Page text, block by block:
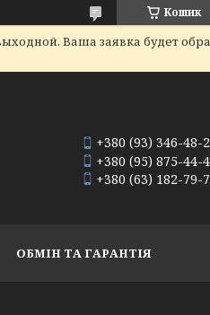
Кошик
Ваша заявка будет
+380 (93) 346-48-
+380 (95) 875-44-
+380 (63) 182-79-
ОБМІН ТА ГАРАНТІЯ